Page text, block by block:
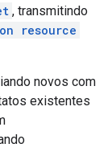
, transmitindo
resource
novos com
existentes